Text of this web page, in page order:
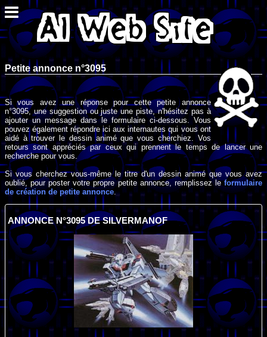
Petite annonce n°3095
Si vous avez une réponse pour cette petite annonce
n°3095, une suggestion ou juste une piste, n'hésitez pas à
ajouter un message dans le formulaire ci-dessous. Vous
pouvez également répondre ici aux internautes qui vous ont
aidé à trouver le dessin animé que vous cherchiez. Vos
retours sont appréciés par ceux qui prennent le temps de lancer une
recherche pour vous.
Si vous cherchez vous-même le titre d'un dessin animé que vous avez
oublié, pour poster votre propre petite annonce, remplissez leformulaire
de création de petite annonce .
ANNONCE N°3095 DE SILVERMANOF